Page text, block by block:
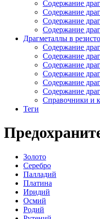
Содержание
Содержание
Содержание
Содержание
Драгметаллы в
Содержание
Содержание
Содержание
Содержание
Содержание
Содержание
Справочники и
Теги
Золото
Серебро
Палладий
Платина
Иридий
Осмий
Родий